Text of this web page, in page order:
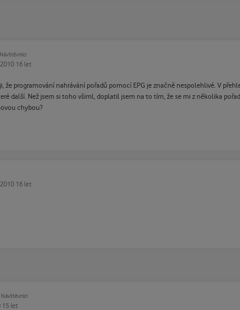
Návštěvníci
16 let
že programování nahrávání pořadů pomocí EPG je značně nespolehlivé. V
další. Než jsem si toho všiml, doplatil jsem na to tím, že se mi z několika
chybou?
16 let
Návštěvníci
15 let